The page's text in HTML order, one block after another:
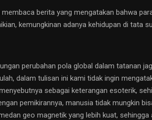
berita yang mengatakan bahwa
kemungkinan adanya kehidupan di tata
perubahan pola global dalam tatanan
dalam tulisan ini kami tidak ingin
sebagai keterangan esoterik,
pemikirannya, manusia tidak mungkin
geo magnetik yang lebih kuat,